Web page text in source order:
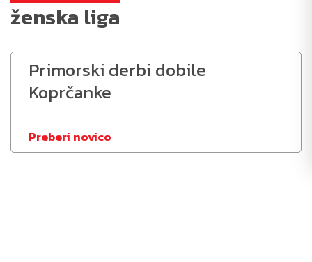
ženska liga
Primorski derbi dobile
Koprčanke
Preberi novico